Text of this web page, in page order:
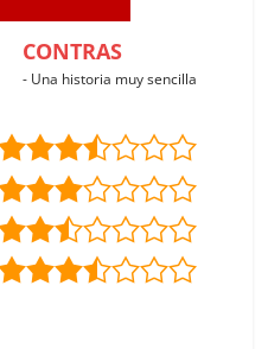
CONTRAS
- Una historia muy sencilla